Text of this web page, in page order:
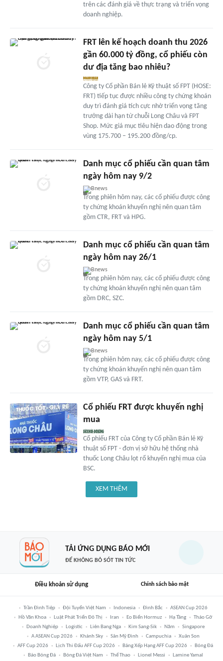
trên các đánh giá về thực trạng và triển vọng
doanh nghiệp.
FRT lên kế hoạch doanh thu 2026
gần 60.000 tỷ đồng, cổ phiếu còn
dư địa tăng bao nhiêu?
Công ty Cổ phần Bán lẻ Kỹ thuật số FPT (HOSE:
FRT) tiếp tục được nhiều công ty chứng khoán
duy trì đánh giá tích cực nhờ triển vọng tăng
trưởng dài hạn từ chuỗi Long Châu và FPT
Shop. Mức giá mục tiêu hiện dao động trong
vùng 175.700 – 195.200 đồng/cp.
Danh mục cổ phiếu cần quan tâm
ngày hôm nay 9/2
Bnews
Trong phiên hôm nay, các cổ phiếu được công
ty chứng khoán khuyến nghị nên quan tâm
gồm CTR, FRT và HPG.
Danh mục cổ phiếu cần quan tâm
ngày hôm nay 26/1
Bnews
Trong phiên hôm nay, các cổ phiếu được công
ty chứng khoán khuyến nghị nên quan tâm
gồm DRC, SZC.
Danh mục cổ phiếu cần quan tâm
ngày hôm nay 5/1
Bnews
Trong phiên hôm nay, các cổ phiếu được công
ty chứng khoán khuyến nghị nên quan tâm
gồm VTP, GAS và FRT.
Cổ phiếu FRT được khuyến nghị
mua
Cổ phiếu FRT của Công ty Cổ phần Bán lẻ Kỹ
thuật số FPT - đơn vị sở hữu hệ thống nhà
thuốc Long Châu lọt rổ khuyến nghị mua của
BSC.
XEM THÊM
TẢI ỨNG DỤNG BÁO MỚI
ĐỂ KHÔNG BỎ SÓT TIN TỨC
Điều khoản sử dụng Chính sách bảo mật
Trần Đình Tiệp Đội Tuyển Việt Nam Indonesia Đình Bắc
ASEAN Cup 2026
Hồ Văn Khoa
Luật Phát Triển Đô Thị Iran Eo Biển Hormuz Hạ Tầng
Tháo Gỡ
Doanh Nghiệp
Logistic Liên Bang Nga Kim Sang-Sik Năm
Singapore
A ASEAN Cup 2026
Khánh Sky Sân Mỹ Đình Campuchia
Xuân Son
AFF Cup 2026
Lịch Thi Đấu AFF Cup 2026 Bảng Xếp Hạng AFF Cup 2026
Bóng Đá
Báo Bóng Đá
Bóng Đá Việt Nam Thể Thao Lionel Messi Lamine Yamal